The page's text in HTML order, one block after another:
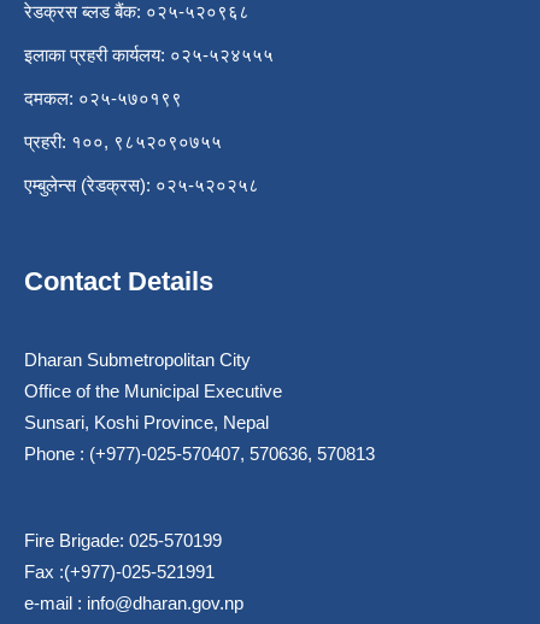
रेडक्रस ब्लड बैंक: ०२५-५२०९६८
इलाका प्रहरी कार्यलय: ०२५-५२४५५५
दमकल: ०२५-५७०१९९
प्रहरी: १००, ९८५२०९०७५५
एम्बुलेन्स (रेडक्रस): ०२५-५२०२५८
Contact Details
Dharan Submetropolitan City
Office of the Municipal Executive
Sunsari, Koshi Province, Nepal
Phone : (+977)-025-570407, 570636, 570813
Fire Brigade: 025-570199
Fax :(+977)-025-521991
e-mail : info@dharan.gov.np